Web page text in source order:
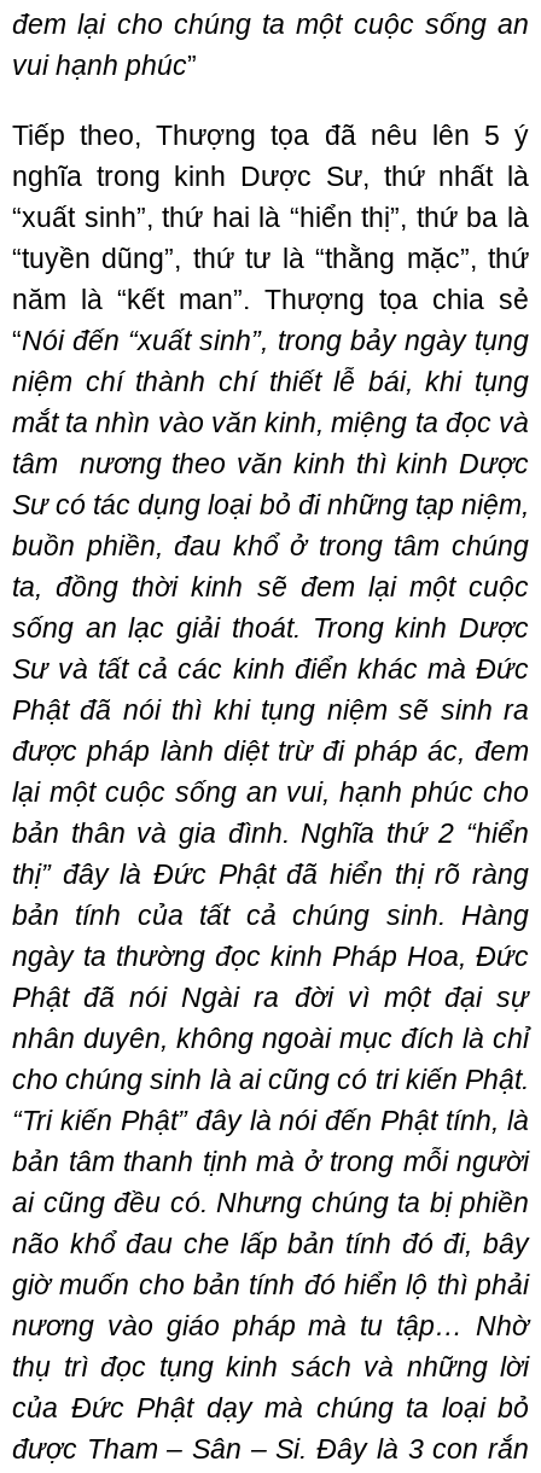
đem lại cho chúng ta một cuộc sống an
vui hạnh phúc”
Tiếp theo, Thượng tọa đã nêu lên 5 ý
nghĩa trong kinh Dược Sư, thứ nhất là
“xuất sinh”, thứ hai là “hiển thị”, thứ ba là
“tuyền dũng”, thứ tư là “thằng mặc”, thứ
năm là “kết man”. Thượng tọa chia sẻ
“Nói đến “xuất sinh”, trong bảy ngày tụng
niệm chí thành chí thiết lễ bái, khi tụng
mắt ta nhìn vào văn kinh, miệng ta đọc và
tâm nương theo văn kinh thì kinh Dược
Sư có tác dụng loại bỏ đi những tạp niệm,
buồn phiền, đau khổ ở trong tâm chúng
ta, đồng thời kinh sẽ đem lại một cuộc
sống an lạc giải thoát. Trong kinh Dược
Sư và tất cả các kinh điển khác mà Đức
Phật đã nói thì khi tụng niệm sẽ sinh ra
được pháp lành diệt trừ đi pháp ác, đem
lại một cuộc sống an vui, hạnh phúc cho
bản thân và gia đình. Nghĩa thứ 2 “hiển
thị” đây là Đức Phật đã hiển thị rõ ràng
bản tính của tất cả chúng sinh. Hàng
ngày ta thường đọc kinh Pháp Hoa, Đức
Phật đã nói Ngài ra đời vì một đại sự
nhân duyên, không ngoài mục đích là chỉ
cho chúng sinh là ai cũng có tri kiến Phật.
“Tri kiến Phật” đây là nói đến Phật tính, là
bản tâm thanh tịnh mà ở trong mỗi người
ai cũng đều có. Nhưng chúng ta bị phiền
não khổ đau che lấp bản tính đó đi, bây
giờ muốn cho bản tính đó hiển lộ thì phải
nương vào giáo pháp mà tu tập… Nhờ
thụ trì đọc tụng kinh sách và những lời
của Đức Phật dạy mà chúng ta loại bỏ
được Tham – Sân – Si. Đây là 3 con rắn